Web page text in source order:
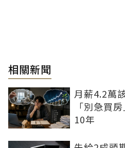
相關新聞
月薪4.2萬
「別急買
10年